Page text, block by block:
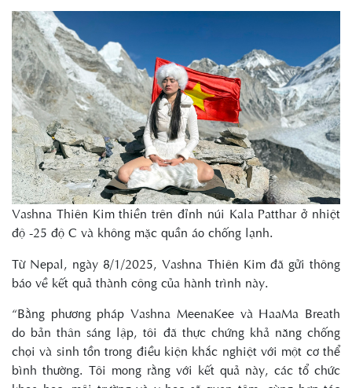
Vashna Thiên Kim thiền trên đỉnh núi Kala Patthar ở nhiệt
độ -25 độ C và không mặc quần áo chống lạnh.
Từ Nepal, ngày 8/1/2025, Vashna Thiên Kim đã gửi thông
báo về kết quả thành công của hành trình này.
“Bằng phương pháp Vashna MeenaKee và HaaMa Breath
do bản thân sáng lập, tôi đã thực chứng khả năng chống
chọi và sinh tồn trong điều kiện khắc nghiệt với một cơ thể
bình thường. Tôi mong rằng với kết quả này, các tổ chức